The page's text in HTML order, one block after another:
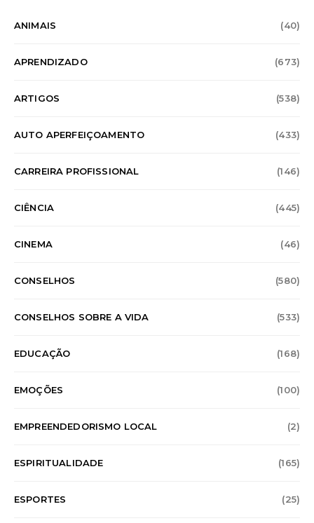
ANIMAIS (40)
APRENDIZADO (673)
ARTIGOS (538)
AUTO APERFEIÇOAMENTO (433)
CARREIRA PROFISSIONAL (146)
CIÊNCIA (445)
CINEMA (46)
CONSELHOS (580)
CONSELHOS SOBRE A VIDA (533)
EDUCAÇÃO (168)
EMOÇÕES (100)
EMPREENDEDORISMO LOCAL (2)
ESPIRITUALIDADE (165)
ESPORTES (25)